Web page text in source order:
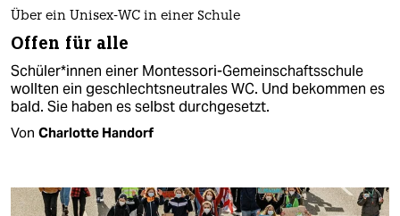
Über ein Unisex-WC in einer Schule
Offen für alle
Schü­le­r*in­nen einer Montessori-Gemeinschaftsschule
wollten ein geschlechtsneutrales WC. Und bekommen es
bald. Sie haben es selbst durchgesetzt.
Von Charlotte Handorf